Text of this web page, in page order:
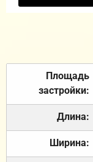
Площадь
застройки:
Длина:
Ширина: